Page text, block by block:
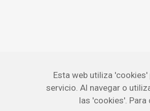
Esta web utiliza
servicio. Al navegar o
las 'cookies'.